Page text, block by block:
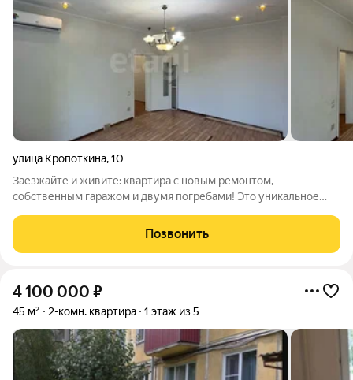
улица Кропоткина,10
Заезжайте и живите: квартира с новым ремонтом,
собственным гаражом и двумя погребами! Это уникальное
дополнительных вложений и забот о хранении вещей. Почему
Позвонить
4 100 000 ₽
45 м² 2-комн. квартира 1 этаж из 5